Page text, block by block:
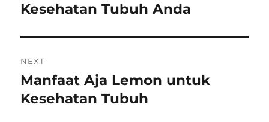
post:
Kesehatan Tubuh Anda
NEXT
Next
post:
Manfaat Aja Lemon untuk
Kesehatan Tubuh